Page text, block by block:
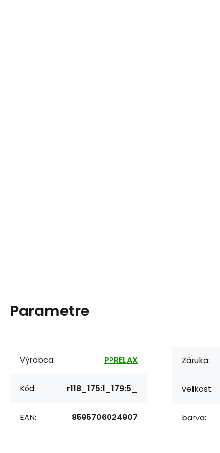
Parametre
Výrobca: PPRELAX
Kód: r118_175:1_179:5_
EAN: 8595706024907
Záruka:
velikost:
barva: